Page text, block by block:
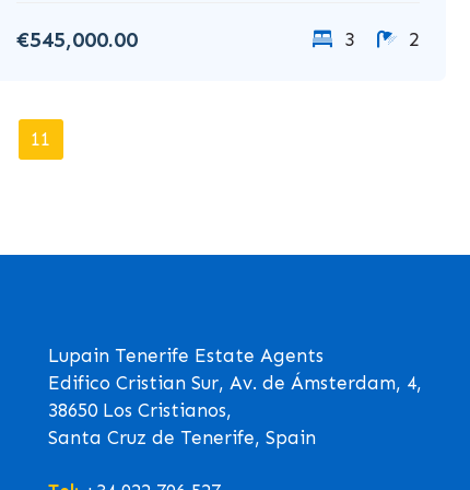
€545,000.00 3 2
11
Lupain Tenerife Estate Agents
Edifico Cristian Sur, Av. de Ámsterdam, 4,
38650 Los Cristianos,
Santa Cruz de Tenerife, Spain